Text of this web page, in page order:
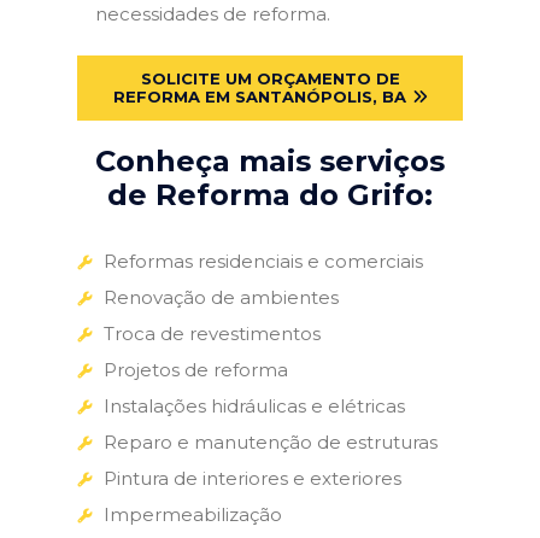
necessidades de reforma.
SOLICITE UM ORÇAMENTO DE
REFORMA EM SANTANÓPOLIS, BA
Conheça mais serviços
de Reforma do Grifo:
Reformas residenciais e comerciais
Renovação de ambientes
Troca de revestimentos
Projetos de reforma
Instalações hidráulicas e elétricas
Reparo e manutenção de estruturas
Pintura de interiores e exteriores
Impermeabilização